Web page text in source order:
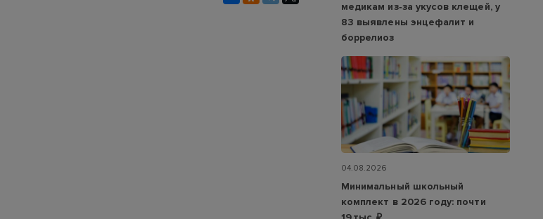
медикам из‑за укусов клещей, у
83 выявлены энцефалит и
боррелиоз
04.08.2026
Минимальный школьный
комплект в 2026 году: почти